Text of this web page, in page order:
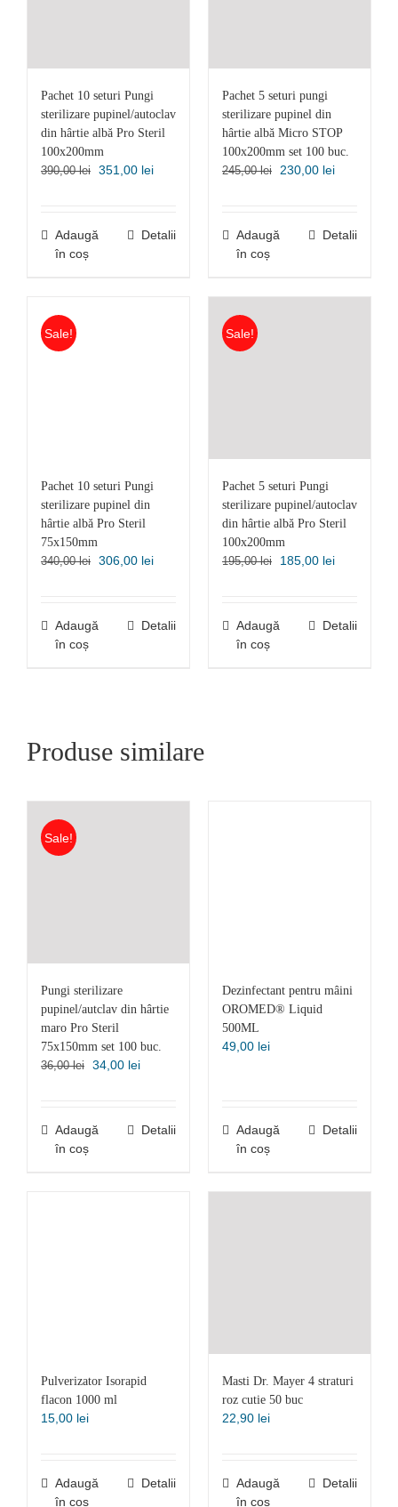
Pachet 10 seturi Pungi
sterilizare pupinel/autoclav
din hârtie albă Pro Steril
100x200mm
390,00lei Prețul
390,00 lei.
351,00 leiPrețul
Adaugă
în coș
Detalii
Pachet 5 seturi pungi
sterilizare pupinel din
hârtie albă Micro STOP
100x200mm set 100 buc.
245,00lei
Prețul
245,00 lei.
230,00 leiPrețul
Adaugă
în coș
Detalii
Sale!
Pachet 10 seturi Pungi
sterilizare pupinel din
hârtie albă Pro Steril
75x150mm
340,00lei Prețul
340,00 lei.
306,00 leiPrețul
Adaugă
în coș
Detalii
Sale!
Pachet 5 seturi Pungi
sterilizare pupinel/autoclav
din hârtie albă Pro Steril
100x200mm
195,00lei
Prețul
195,00 lei.
185,00 leiPrețul
Adaugă
în coș
Detalii
Produse similare
Sale!
Pungi sterilizare
pupinel/autclav din hârtie
maro Pro Steril
75x150mm set 100 buc.
36,00lei Prețul
36,00 lei.
34,00 leiPrețul
Adaugă
în coș
Detalii
Dezinfectant pentru mâini
OROMED® Liquid
500ML
49,00 lei
Adaugă
în coș
Detalii
Pulverizator Isorapid
flacon 1000 ml
15,00 lei
Adaugă
în coș
Detalii
Masti Dr. Mayer 4 straturi
roz cutie 50 buc
22,90 lei
Adaugă
în coș
Detalii